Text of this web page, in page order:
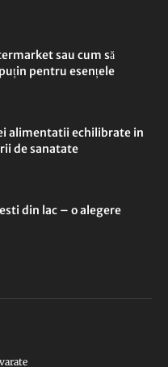
sau cum să
pentru esențele
alimentatii echilibrate in
de sanatate
din lac – o alegere